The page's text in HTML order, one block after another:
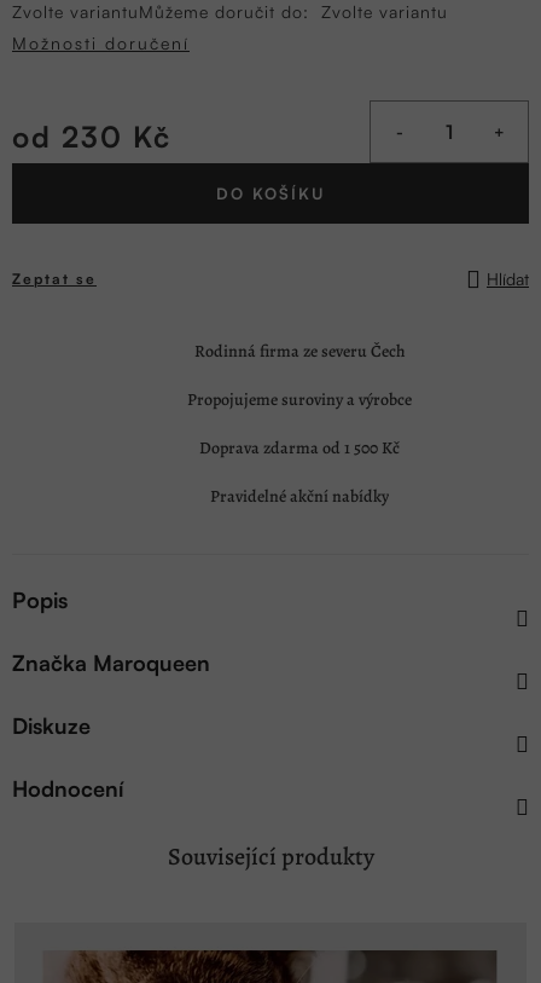
Zvolte variantuMůžeme doručit do:
Zvolte variantu
Možnosti doručení
od 230 Kč
Měrná
DO KOŠÍKU
Zeptat se Hlídat
Rodinná firma ze severu Čech
Propojujeme suroviny a výrobce
Doprava zdarma od 1 500 Kč
Pravidelné akční nabídky
Popis
Značka Maroqueen
Diskuze
Hodnocení
Související produkty